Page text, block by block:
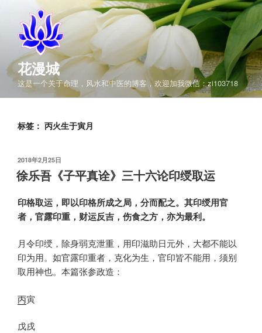
花漫城
这是一个关于命理，风水和中医的博客，欢迎加我微信：zi103718
标签： 丙火生于寅月
发
布
于
2018年2月25日
徐乐吾《子平真诠》三十六论印绶取运
印格取运，即以印格所成之局，分而配之。其印绶用官
者，官露印重，财运反吉，伤食之方，亦为最利。
月令印绶，除身弱克泄重，用印滋助日元外，大都不能以
印为用。如官露印重者，克化为生，官印皆不能用，须别
取用神也。本篇张参政造：
丙寅
戊戌